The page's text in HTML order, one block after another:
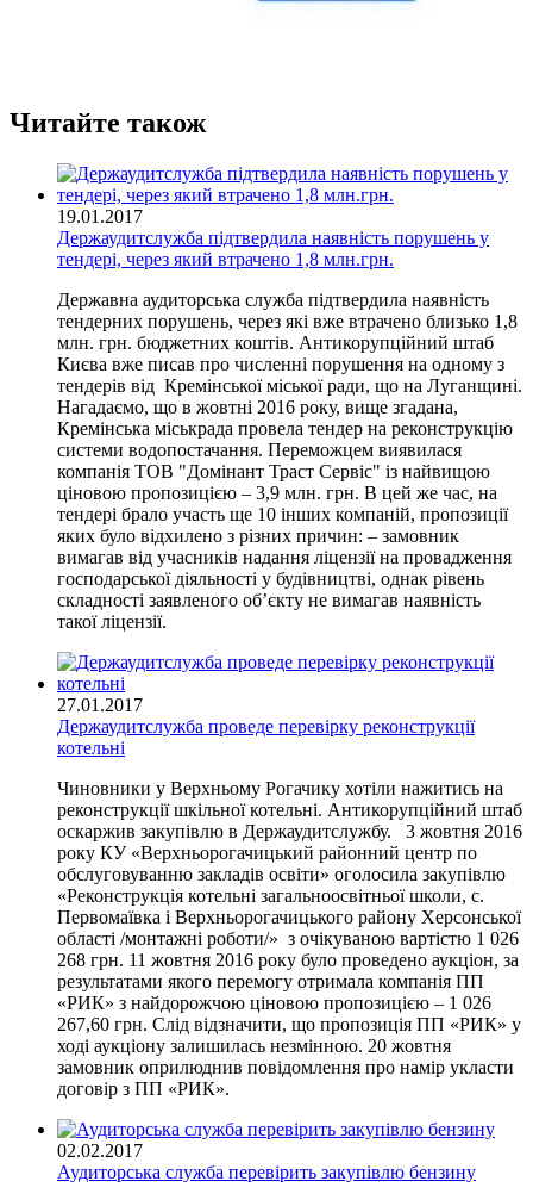
Читайте також
19.01.2017
Держаудитслужба підтвердила наявність порушень у
тендері, через який втрачено 1,8 млн.грн.
Державна аудиторська служба підтвердила наявність
тендерних порушень, через які вже втрачено близько 1,8
млн. грн. бюджетних коштів. Антикорупційний штаб
Києва вже писав про численні порушення на одному з
тендерів від Кремінської міської ради, що на Луганщині.
Нагадаємо, що в жовтні 2016 року, вище згадана,
Кремінська міськрада провела тендер на реконструкцію
системи водопостачання. Переможцем виявилася
компанія ТОВ "Домінант Траст Сервіс" із найвищою
ціновою пропозицією – 3,9 млн. грн. В цей же час, на
тендері брало участь ще 10 інших компаній, пропозиції
яких було відхилено з різних причин: – замовник
вимагав від учасників надання ліцензії на провадження
господарської діяльності у будівництві, однак рівень
складності заявленого об’єкту не вимагав наявність
такої ліцензії.
27.01.2017
Держаудитслужба проведе перевірку реконструкції
котельні
Чиновники у Верхньому Рогачику хотіли нажитись на
реконструкції шкільної котельні. Антикорупційний штаб
оскаржив закупівлю в Держаудитслужбу. 3 жовтня 2016
року КУ «Верхньорогачицький районний центр по
обслуговуванню закладів освіти» оголосила закупівлю
«Реконструкція котельні загальноосвітньої школи, с.
Первомаївка і Верхньорогачицького району Херсонської
області /монтажні роботи/» з очікуваною вартістю 1 026
268 грн. 11 жовтня 2016 року було проведено аукціон, за
результатами якого перемогу отримала компанія ПП
«РИК» з найдорожчою ціновою пропозицією – 1 026
267,60 грн. Слід відзначити, що пропозиція ПП «РИК» у
ході аукціону залишилась незмінною. 20 жовтня
замовник оприлюднив повідомлення про намір укласти
договір з ПП «РИК».
02.02.2017
Аудиторська служба перевірить закупівлю бензину